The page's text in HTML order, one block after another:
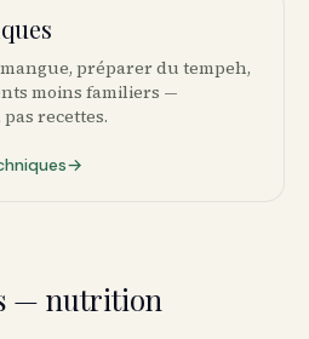
préparer du tempeh,
moins familiers —
recettes.
→
— nutrition